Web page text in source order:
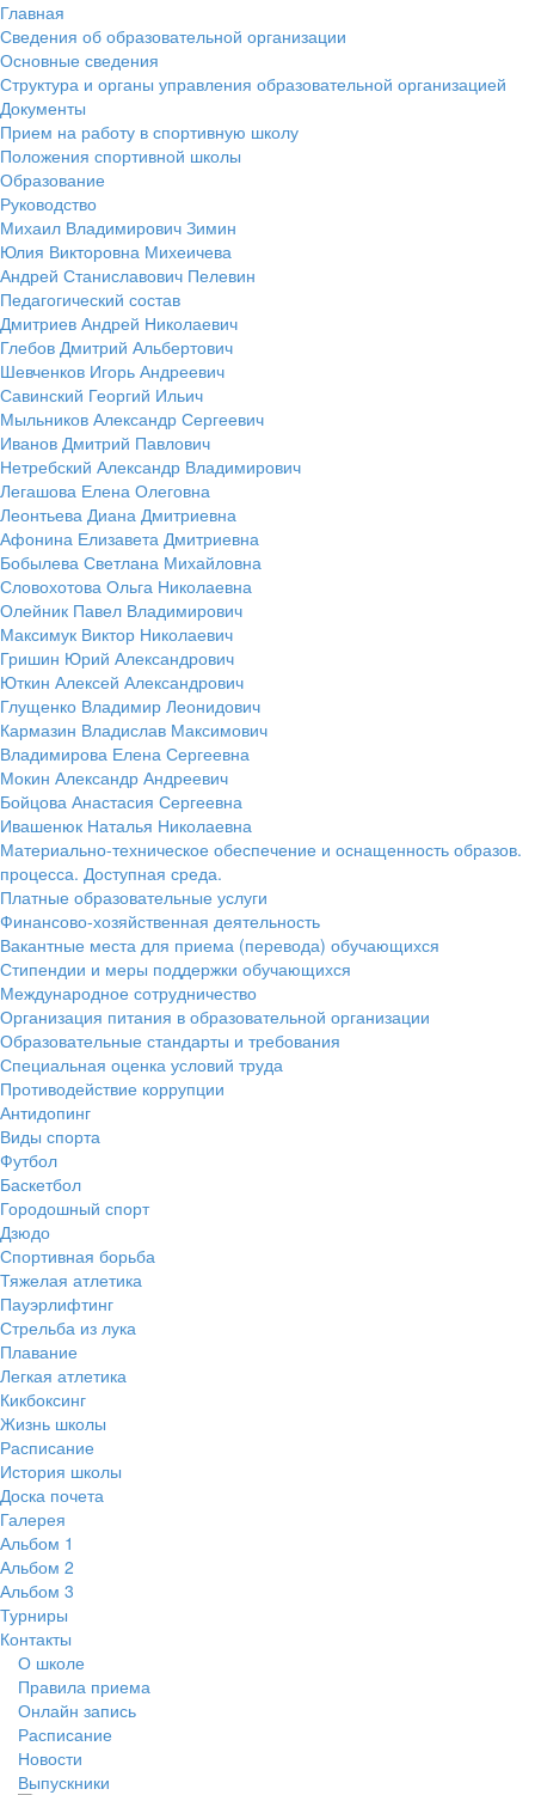
Главная
Сведения об образовательной организации
Основные сведения
Структура и органы управления образовательной организацией
Документы
Прием на работу в спортивную школу
Положения спортивной школы
Образование
Руководство
Михаил Владимирович Зимин
Юлия Викторовна Михеичева
Андрей Станиславович Пелевин
Педагогический состав
Дмитриев Андрей Николаевич
Глебов Дмитрий Альбертович
Шевченков Игорь Андреевич
Савинский Георгий Ильич
Мыльников Александр Сергеевич
Иванов Дмитрий Павлович
Нетребский Александр Владимирович
Легашова Елена Олеговна
Леонтьева Диана Дмитриевна
Афонина Елизавета Дмитриевна
Бобылева Светлана Михайловна
Словохотова Ольга Николаевна
Олейник Павел Владимирович
Максимук Виктор Николаевич
Гришин Юрий Александрович
Юткин Алексей Александрович
Глущенко Владимир Леонидович
Кармазин Владислав Максимович
Владимирова Елена Сергеевна
Мокин Александр Андреевич
Бойцова Анастасия Сергеевна
Ивашенюк Наталья Николаевна
Материально-техническое обеспечение и оснащенность образов.
процесса. Доступная среда.
Платные образовательные услуги
Финансово-хозяйственная деятельность
Вакантные места для приема (перевода) обучающихся
Стипендии и меры поддержки обучающихся
Международное сотрудничество
Организация питания в образовательной организации
Образовательные стандарты и требования
Специальная оценка условий труда
Противодействие коррупции
Антидопинг
Виды спорта
Футбол
Баскетбол
Городошный спорт
Дзюдо
Спортивная борьба
Тяжелая атлетика
Пауэрлифтинг
Стрельба из лука
Плавание
Легкая атлетика
Кикбоксинг
Жизнь школы
Расписание
История школы
Доска почета
Галерея
Альбом 1
Альбом 2
Альбом 3
Турниры
Контакты
О школе
Правила приема
Онлайн запись
Расписание
Новости
Выпускники